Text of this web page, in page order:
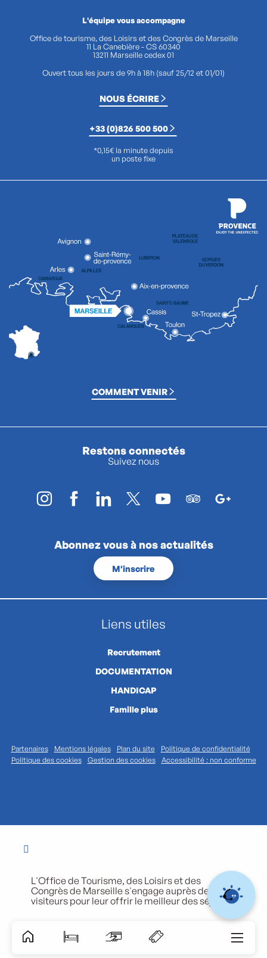
L'équipe vous accompagne
Office de tourisme, des Loisirs et des Congrès de Marseille
11 La Canebière - CS 60340
13211 Marseille cedex 01
Ouvert tous les jours de 9h à 18h (sauf 25/12 et 01/01)
NOUS ÉCRIRE
+33 (0)826 500 500
*0,15€ la minute depuis
un poste fixe
COMMENT VENIR
Restons connectés
Suivez nous
Abonnez vous à nos actualités
M'inscrire
Liens utiles
Recrutement
DOCUMENTATION
HANDICAP
Famille plus
Partenaires Mentions légales Plan du site
Politique de confidentialité
Politique des cookies
Gestion des cookies Accessibilité : non conforme
L'Office de Tourisme, des Loisirs et des
Congrès de Marseille s'engage auprès de ses
visiteurs pour leur offrir le meilleur des séjours.